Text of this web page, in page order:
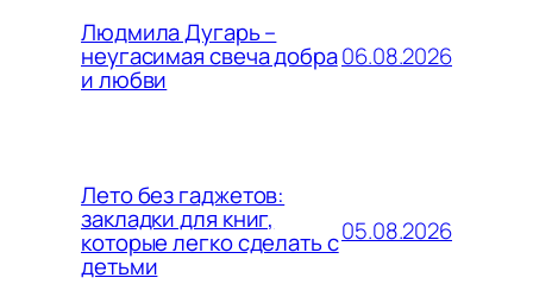
Людмила Дугарь –
неугасимая свеча добра
и любви
06.08.2026
Лето без гаджетов:
закладки для книг,
которые легко сделать с
детьми
05.08.2026